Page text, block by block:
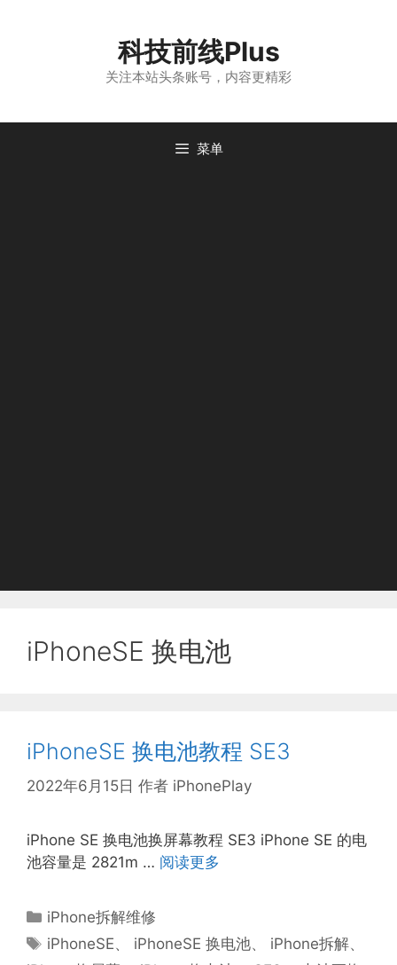
科技前线Plus
关注本站头条账号，内容更精彩
菜单
iPhoneSE 换电池
iPhoneSE 换电池教程 SE3
2022年6月15日 作者 iPhonePlay
iPhone SE 换电池换屏幕教程 SE3 iPhone SE 的电
池容量是 2821m … 阅读更多
分
类
iPhone拆解维修
标
iPhoneSE、 iPhoneSE 换电池、 iPhone拆解、